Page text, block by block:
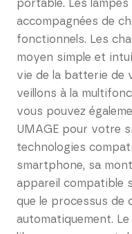
portable. Les
accompagnées de
fonctionnels. Les
moyen simple et
vie de la batterie de
veillons à la
vous pouvez
UMAGE pour votre
technologies
smartphone, sa
appareil compatible
que le processus de
automatiquement.